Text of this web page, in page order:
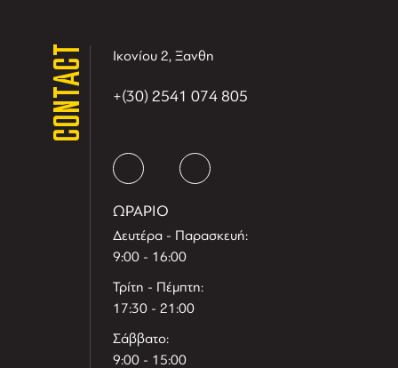
CONTACT Ικονίου 2, Ξανθη
+(30) 2541 074 805
ΩΡΑΡΙΟ
Δευτέρα - Παρασκευή:
9:00 - 16:00
Τρίτη - Πέμπτη:
17:30 - 21:00
Σάββατο:
9:00 - 15:00